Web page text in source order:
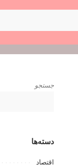
جستجو
دسته‌ها
اقتصاد